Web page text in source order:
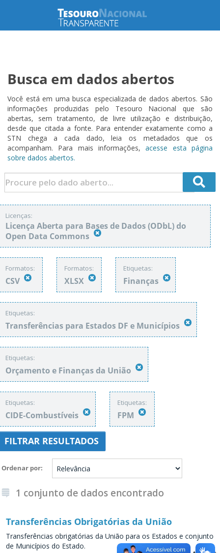
Busca em dados abertos
Você está em uma busca especializada de dados abertos. São
informações produzidas pelo Tesouro Nacional que são
abertas, sem tratamento, de livre utilização e distribuição,
desde que citada a fonte. Para entender exatamente como a
STN chega a cada dado, leia os metadados que os
acompanham. Para mais informações,acesse esta página
sobre dados abertos.
Licenças:
Licença Aberta para Bases de Dados (ODbL) do
Open Data Commons
Formatos:
CSV
Formatos:
XLSX
Etiquetas:
Finanças
Etiquetas:
Transferências para Estados DF e Municípios
Etiquetas:
Orçamento e Finanças da União
Etiquetas:
CIDE-Combustíveis
Etiquetas:
FPM
FILTRAR RESULTADOS
Ordenar por
1 conjunto de dados encontrado
Transferências Obrigatórias da União
Transferências obrigatórias da União para os Estados e conjunto
de Municípios do Estado.